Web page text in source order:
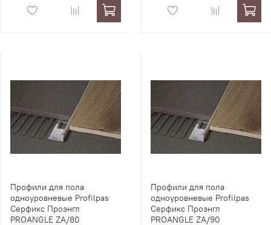
Профили для пола
одноуровневые Profilpas
Серфикс Проэнгл
PROANGLE ZA/80
Профили для пола
одноуровневые Profilpas
Серфикс Проэнгл
PROANGLE ZA/90